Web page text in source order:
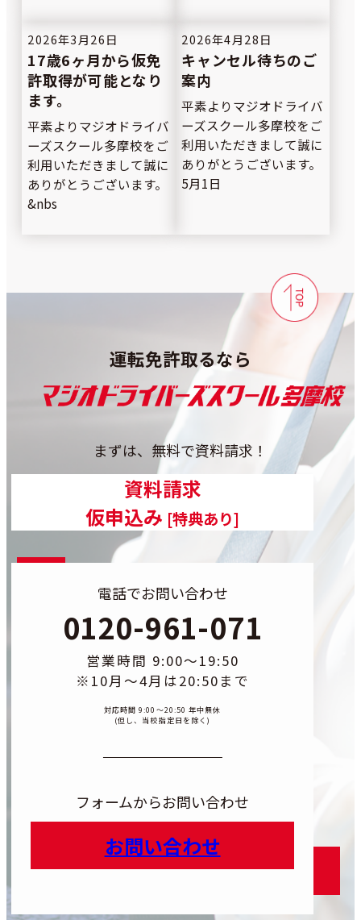
2026年3月26日
17歳6ヶ月から仮免
許取得が可能となり
ます。
平素よりマジオドライバ
ーズスクール多摩校をご
利用いただきまして誠に
ありがとうございます。
&nbs
2026年4月28日
キャンセル待ちのご
案内
平素よりマジオドライバ
ーズスクール多摩校をご
利用いただきまして誠に
ありがとうございます。
5月1日
運転免許取るなら
まずは、無料で資料請求！
カラムリンク資料請求
カラムリンク
仮申込み [特典あり]
電話でお問い合わせ
0120-961-071
営業時間 9:00〜19:50
※10月〜4月は20:50まで
対応時間 9:00〜20:50 年中無休
(但し、当校指定日を除く)
フォームからお問い合わせ
お問い合わせ
カラム